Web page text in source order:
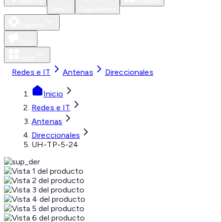
Redes e IT Antenas Direccionales
Inicio
Redes e IT
Antenas
Direccionales
UH-TP-5-24